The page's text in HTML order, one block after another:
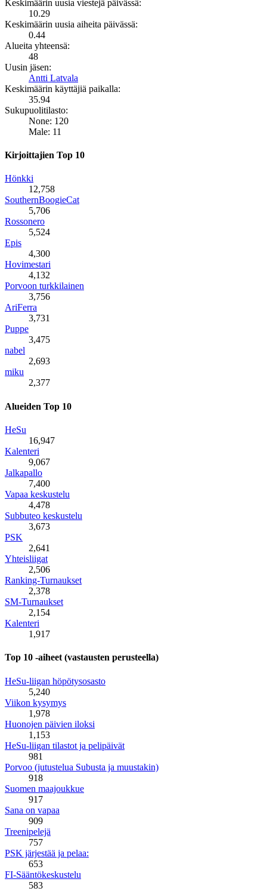
Keskimäärin uusia viestejä päivässä:
10.29
Keskimäärin uusia aiheita päivässä:
0.44
Alueita yhteensä:
48
Uusin jäsen:
Antti Latvala
Keskimäärin käyttäjiä paikalla:
35.94
Sukupuolitilasto:
None: 120
Male: 11
Kirjoittajien Top 10
Hönkki
12,758
SouthernBoogieCat
5,706
Rossonero
5,524
Epis
4,300
Hovimestari
4,132
Porvoon turkkilainen
3,756
AriFerra
3,731
Puppe
3,475
nabel
2,693
miku
2,377
Alueiden Top 10
HeSu
16,947
Kalenteri
9,067
Jalkapallo
7,400
Vapaa keskustelu
4,478
Subbuteo keskustelu
3,673
PSK
2,641
Yhteisliigat
2,506
Ranking-Turnaukset
2,378
SM-Turnaukset
2,154
Kalenteri
1,917
Top 10 -aiheet (vastausten perusteella)
HeSu-liigan höpötysosasto
5,240
Viikon kysymys
1,978
Huonojen päivien iloksi
1,153
HeSu-liigan tilastot ja pelipäivät
981
Porvoo (jutustelua Subusta ja muustakin)
918
Suomen maajoukkue
917
Sana on vapaa
909
Treenipelejä
757
PSK järjestää ja pelaa:
653
FI-Sääntökeskustelu
583